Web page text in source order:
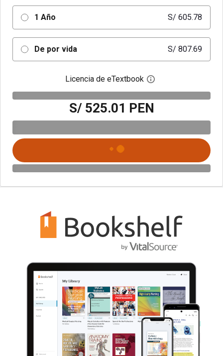
1 Año S/ 605.78
De por vida S/ 807.69
Licencia de eTextbook Abre el cuadro de
S/ 525.01 PEN